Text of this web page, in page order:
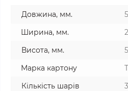
Довжина, мм.
Ширина, мм.
Висота, мм.
Марка картону
Кількість шарів
3